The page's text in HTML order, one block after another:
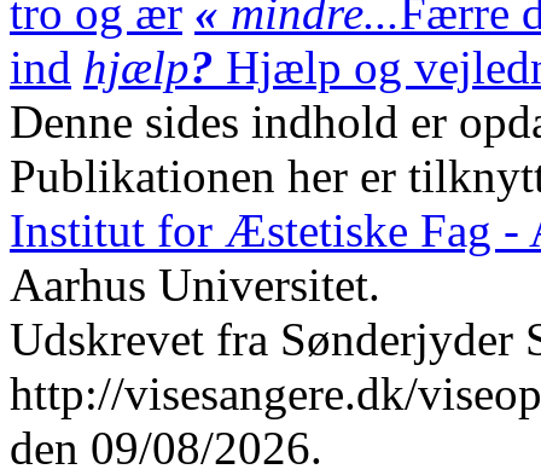
tro og ær « mindre...Færre
ind hjælp? Hjælp og
Denne sides indhold er
Publikationen her er
Institut for Æstetiske Fag -
Aarhus Universitet.
Udskrevet fra Sønderjyder
http://visesangere.dk/
den 09/08/2026.